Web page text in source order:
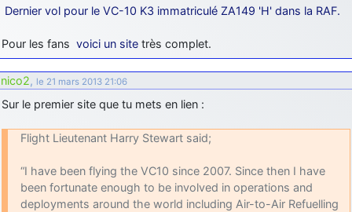
Dernier vol pour le VC-10 K3 immatriculé ZA149 'H' dans la RAF.
Pour les fans voici un site très complet.
nico2, le 21 mars 2013 21:06
Sur le premier site que tu mets en lien :
Flight Lieutenant Harry Stewart said;
“I have been flying the VC10 since 2007. Since then I have
been fortunate enough to be involved in operations and
deployments around the world including Air-to-Air Refuelling